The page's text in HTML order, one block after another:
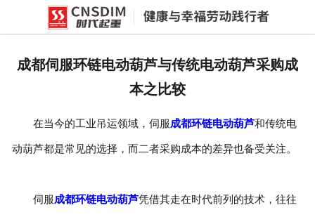
网站首页
新闻中心
联系我们
成都伺服环链电动葫芦与传统电动葫芦采购成
本之比较
在当今的工业吊运领域，伺服成都环链电动葫芦和传统电
动葫芦都是常见的选择，而二者采购成本的差异也备受关注。
伺服成都环链电动葫芦凭借其走在时代前列的技术，往往